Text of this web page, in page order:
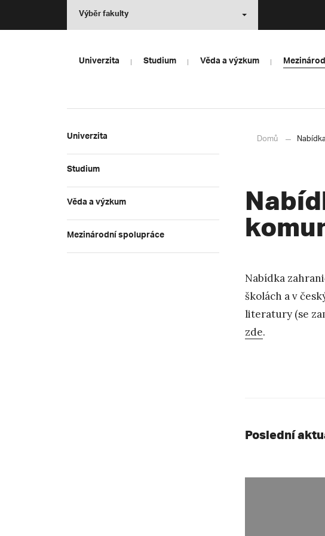
Výběr fakulty
Univerzita Studium Věda a výzkum
Univerzita
Studium
Věda a výzkum
Mezinárodní spolupráce
Domů
Nabídka
školách a v
literatury (se
zde.
Poslední